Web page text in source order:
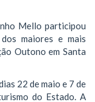
Mello participou
maiores e mais
Outono em Santa
22 de maio e 7 de
do Estado. A